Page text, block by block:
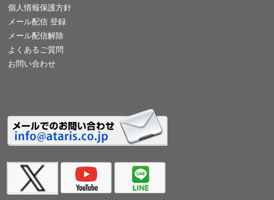
個人情報保護方針
メール配信 登録
メール配信解除
よくあるご質問
お問い合わせ